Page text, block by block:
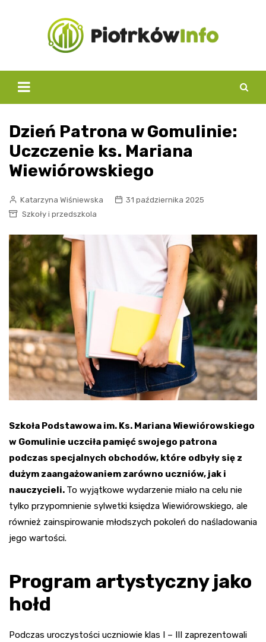
Dzień Patrona w Gomulinie:
Uczczenie ks. Mariana
Wiewiórowskiego
Katarzyna Wiśniewska
31 października 2025
Szkoły i przedszkola
Szkoła Podstawowa im. Ks. Mariana Wiewiórowskiego
w Gomulinie uczciła pamięć swojego patrona
podczas specjalnych obchodów, które odbyły się z
dużym zaangażowaniem zarówno uczniów, jak i
nauczycieli. To wyjątkowe wydarzenie miało na celu nie
tylko przypomnienie sylwetki księdza Wiewiórowskiego, ale
również zainspirowanie młodszych pokoleń do naśladowania
jego wartości.
Program artystyczny jako
hołd
Podczas uroczystości uczniowie klas I – III zaprezentowali